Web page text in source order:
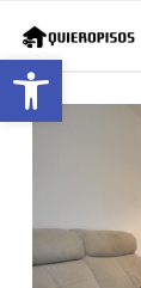
Abrir barra de